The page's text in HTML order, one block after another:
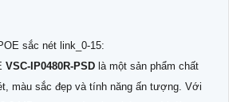
sắc nét link_0-15:
VSC-IP0480R-PSD là một sản phẩm chất
màu sắc đẹp và tính năng ấn tượng. Với